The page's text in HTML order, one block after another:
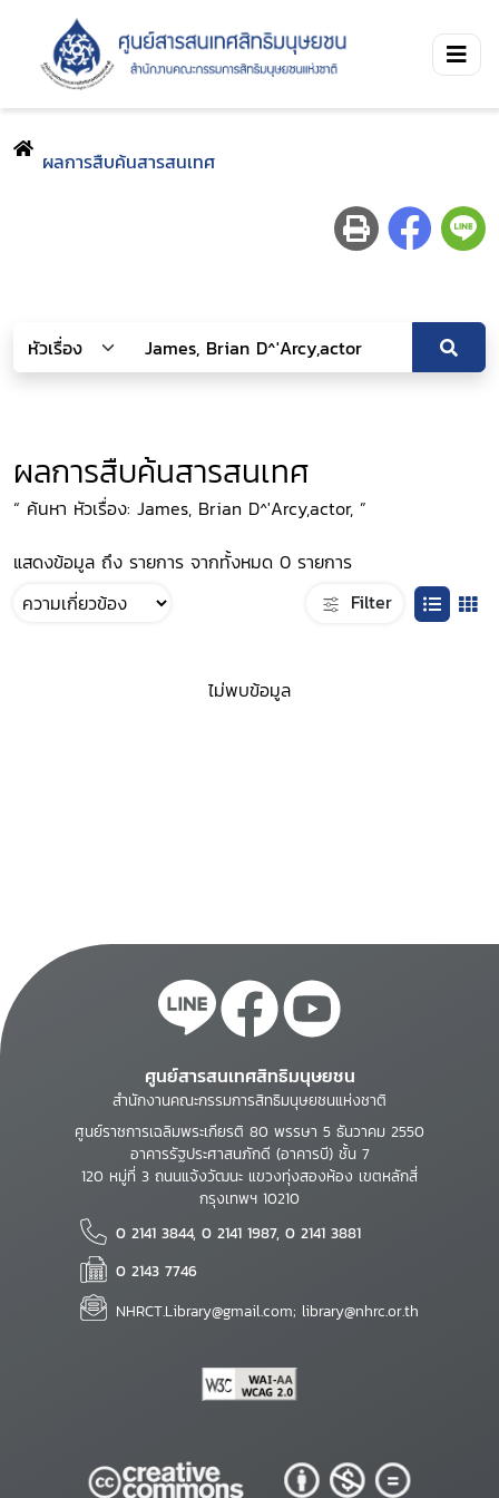
ผลการสืบค้นสารสนเทศ
ผลการสืบค้นสารสนเทศ
“ ค้นหา หัวเรื่อง: James, Brian D^'Arcy,actor, ”
แสดงข้อมูล ถึง รายการ จากทั้งหมด 0 รายการ
Filter
ไม่พบข้อมูล
ศูนย์สารสนเทศสิทธิมนุษยชน
สำนักงานคณะกรรมการสิทธิมนุษยชนแห่งชาติ
ศูนย์ราชการเฉลิมพระเกียรติ 80 พรรษา 5 ธันวาคม 2550
อาคารรัฐประศาสนภักดี (อาคารบี) ชั้น 7
120 หมู่ที่ 3 ถนนแจ้งวัฒนะ แขวงทุ่งสองห้อง เขตหลักสี่
กรุงเทพฯ 10210
0 2141 3844, 0 2141 1987, 0 2141 3881
0 2143 7746
NHRCT.Library@gmail.com; library@nhrc.or.th